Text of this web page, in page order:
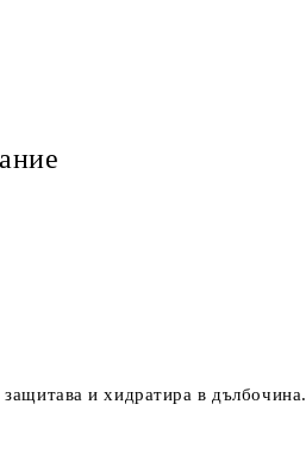
и хидратира в дълбочина.